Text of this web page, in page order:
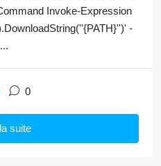
Invoke-Expression
-
0
suite